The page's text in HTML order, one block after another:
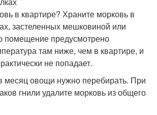
в квартире? Храните морковь в
застеленных мешковиной или
помещение предусмотрено
там ниже, чем в квартире, и
не попадает.
месяц овощи нужно перебирать. При
гнили удалите морковь из общего